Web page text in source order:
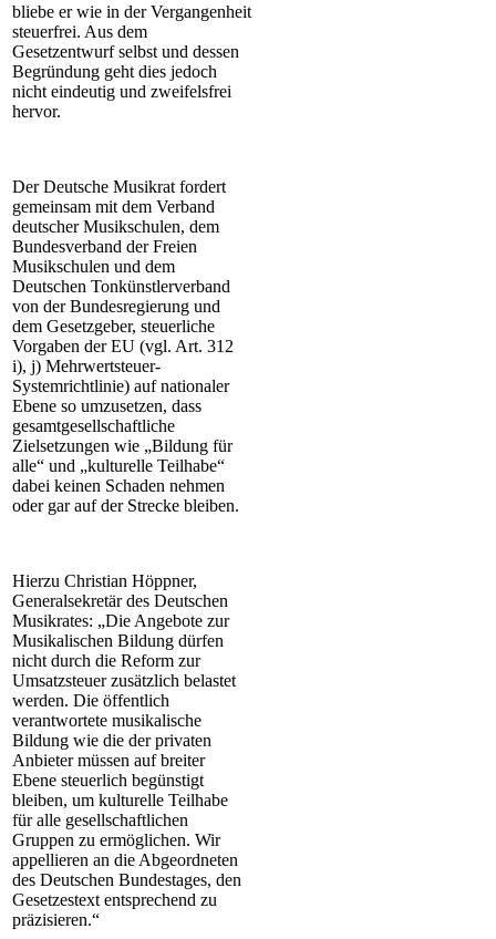
bliebe er wie in der Vergangenheit
steuerfrei. Aus dem
Gesetzentwurf selbst und dessen
Begründung geht dies jedoch
nicht eindeutig und zweifelsfrei
hervor.
Der Deutsche Musikrat fordert
gemeinsam mit dem Verband
deutscher Musikschulen, dem
Bundesverband der Freien
Musikschulen und dem
Deutschen Tonkünstlerverband
von der Bundesregierung und
dem Gesetzgeber, steuerliche
Vorgaben der EU (vgl. Art. 312
i), j) Mehrwertsteuer-
Systemrichtlinie) auf nationaler
Ebene so umzusetzen, dass
gesamtgesellschaftliche
Zielsetzungen wie „Bildung für
alle“ und „kulturelle Teilhabe“
dabei keinen Schaden nehmen
oder gar auf der Strecke bleiben.
Hierzu Christian Höppner,
Generalsekretär des Deutschen
Musikrates: „Die Angebote zur
Musikalischen Bildung dürfen
nicht durch die Reform zur
Umsatzsteuer zusätzlich belastet
werden. Die öffentlich
verantwortete musikalische
Bildung wie die der privaten
Anbieter müssen auf breiter
Ebene steuerlich begünstigt
bleiben, um kulturelle Teilhabe
für alle gesellschaftlichen
Gruppen zu ermöglichen. Wir
appellieren an die Abgeordneten
des Deutschen Bundestages, den
Gesetzestext entsprechend zu
präzisieren.“